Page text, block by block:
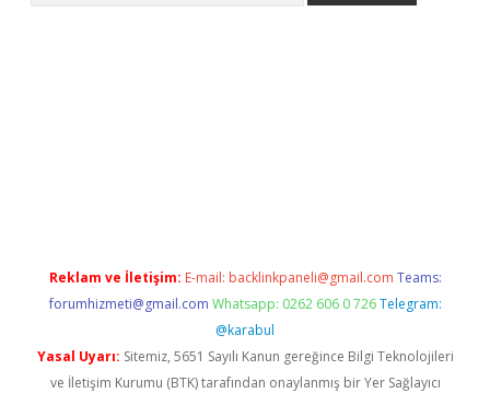
Reklam ve İletişim: E-mail: backlinkpaneli@gmail.com Teams:
forumhizmeti@gmail.com Whatsapp: 0262 606 0 726 Telegram:
@karabul
Yasal Uyarı: Sitemiz, 5651 Sayılı Kanun gereğince Bilgi Teknolojileri
ve İletişim Kurumu (BTK) tarafından onaylanmış bir Yer Sağlayıcı